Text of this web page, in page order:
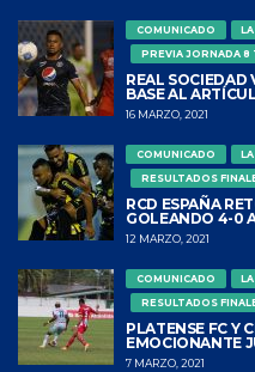
COMUNICADO
PREVIA JORNADA 8
REAL SOCIEDAD
BASE AL
16 MARZO, 2021
COMUNICADO
RESULTADOS
RCD ESPAÑA
GOLEANDO 4-0
12 MARZO, 2021
COMUNICADO
RESULTADOS
PLATENSE FC Y
EMOCIONANTE
7 MARZO, 2021